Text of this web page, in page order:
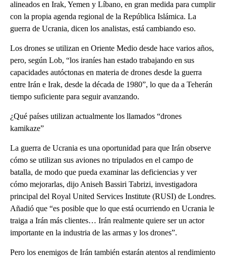
alineados en Irak, Yemen y Líbano, en gran medida para cumplir
con la propia agenda regional de la República Islámica. La
guerra de Ucrania, dicen los analistas, está cambiando eso.
Los drones se utilizan en Oriente Medio desde hace varios años,
pero, según Lob, “los iraníes han estado trabajando en sus
capacidades autóctonas en materia de drones desde la guerra
entre Irán e Irak, desde la década de 1980”, lo que da a Teherán
tiempo suficiente para seguir avanzando.
¿Qué países utilizan actualmente los llamados “drones
kamikaze”
La guerra de Ucrania es una oportunidad para que Irán observe
cómo se utilizan sus aviones no tripulados en el campo de
batalla, de modo que pueda examinar las deficiencias y ver
cómo mejorarlas, dijo Aniseh Bassiri Tabrizi, investigadora
principal del Royal United Services Institute (RUSI) de Londres.
Añadió que “es posible que lo que está ocurriendo en Ucrania le
traiga a Irán más clientes… Irán realmente quiere ser un actor
importante en la industria de las armas y los drones”.
Pero los enemigos de Irán también estarán atentos al rendimiento